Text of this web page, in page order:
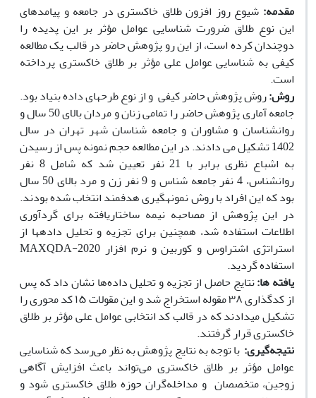
مقدمه: شیوع روز افزون طلاق خاکستری در جامعه و پیامدهای
این نوع طلاق ضرورت شناسایی عوامل مؤثر بر این پدیده را
دوچندان کرده است، از این رو پژوهش حاضر در قالب یک مطالعه
کیفی به شناسایی عوامل علی مؤثر بر طلاق خاکستری پرداخته
است.
روش:روش پژوهش حاضر کیفی و از نوع طرح­های داده بنیاد بود.
جامعه آماری پژوهش حاضر را تمامی زنان و مردان بالای 50 سال و
روانشناسان و مشاوران و جامعه شناسان شهر تهران در سال
1402 تشکیل می ­دادند. در این مطالعه حجم نمونه پس از رسیدن
به اشباع نظری برابر با 21 نفر تعیین شد که شامل 8 نفر
روانشناس، 4 نفر جامعه شناس و 9 نفر زن و مرد بالای 50 سال
بود که این افراد با روش نمونه­گیری هدفمند انتخاب شده بودند.
در این پژوهش از مصاحبه نیمه ساختاریافته برای گردآوری
اطلاعات استفاده شد، همچنین برای تجزیه و تحلیل داده­ها از
استراتژی اشتراوس و کوربین و نرم افزار MAXQDA-2020
استفاده گردید.
یافته­ ها:نتایج حاصل از تجزیه و تحلیل داده‌ها نشان داد که پس
از کدگذاری ۳۸ مقوله استخراج شد و این مقولات ۱۵ کد محوری را
تشکیل می­دادند که در قالب کد انتخابی عوامل علی مؤثر بر طلاق
خاکستری قرار گرفتند.
نتیجه‌گیری: با توجه به نتایج پژوهش به نظر می‌رسد که شناسایی
عوامل مؤثر بر طلاق خاکستری می‌تواند باعث افزایش آگاهی
زوجین، متخصصان و مداخله‌گران حوزه طلاق خاکستری شود و